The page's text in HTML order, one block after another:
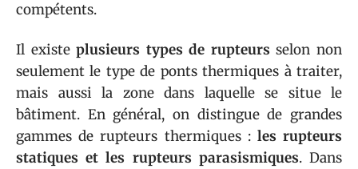
compétents.
Il existeplusieurs types de rupteurs selon non
seulement le type de ponts thermiques à traiter,
mais aussi la zone dans laquelle se situe le
bâtiment. En général, on distingue de grandes
gammes de rupteurs thermiques : les rupteurs
statiques et les rupteurs parasismiques. Dans